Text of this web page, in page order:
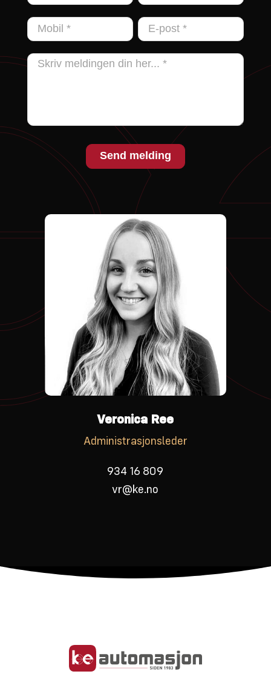
oss
Send melding
Veronica Ree
Administrasjonsleder
934 16 809
vr@ke.no